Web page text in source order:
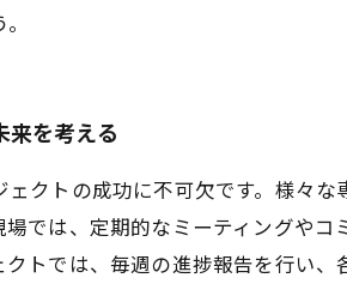
来を考える
クトの成功に不可欠です。様々
では、定期的なミーティングや
トでは、毎週の進捗報告を行い